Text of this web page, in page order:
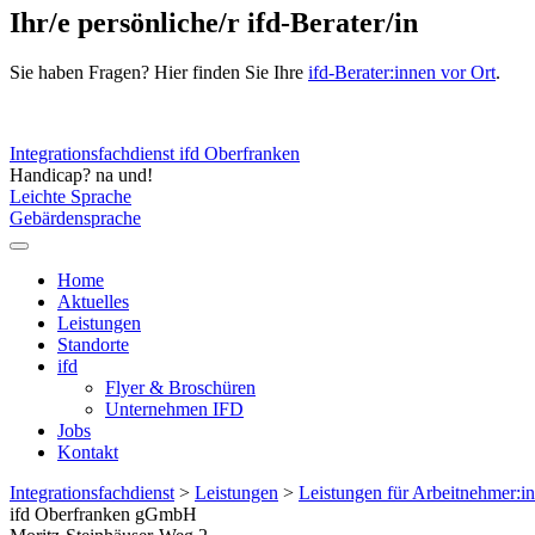
Ihr/e persönliche/r ifd-Berater/in
Sie haben Fragen? Hier finden Sie Ihre ifd-Berater:innen vor Ort.
Integrationsfachdienst ifd Oberfranken
Handicap? na und!
Leichte Sprache
Gebärdensprache
Home
Aktuelles
Leistungen
Standorte
ifd
Flyer & Broschüren
Unternehmen IFD
Jobs
Kontakt
Integrationsfachdienst> Leistungen > Leistungen für
ifd Oberfranken gGmbH